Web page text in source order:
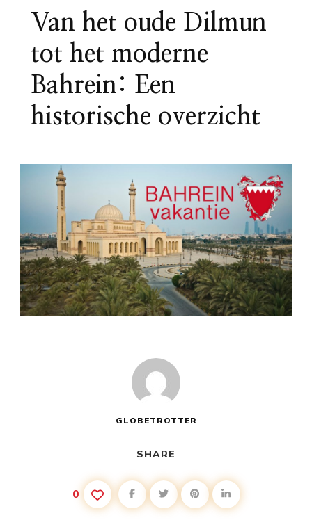
Van het oude Dilmun
tot het moderne
Bahrein: Een
historische overzicht
GLOBETROTTER
SHARE
0